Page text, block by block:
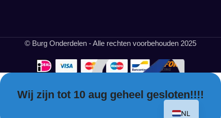
© Burg Onderdelen - Alle rechten voorbehouden 2025
Wij zijn tot 10 aug geheel gesloten!!!!
NL
EN